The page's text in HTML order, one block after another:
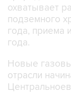
охватывает
подземного
года, приема
года.
Новые
отрасли